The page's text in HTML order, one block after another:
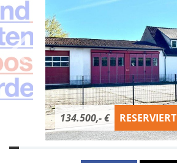
134.500,- € RESERVIERT